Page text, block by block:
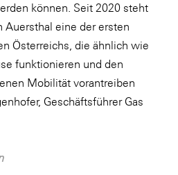
können. Seit 2020 steht
Auersthal eine der ersten
Österreichs, die ähnlich wie
funktionieren und den
Mobilität vorantreiben
Geschäftsführer Gas